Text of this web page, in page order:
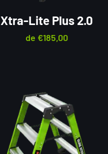
Xtra-Lite Plus 2.0
de €185,00